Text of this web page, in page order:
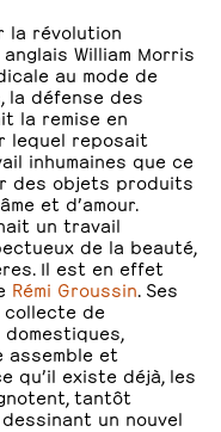
la révolution
William Morris
au mode de
la défense des
la remise en
lequel reposait
inhumaines que ce
des objets produits
et d’amour.
un travail
de la beauté,
Il est en effet
Rémi Groussin . Ses
collecte de
assemble et
qu’il existe déjà, les
tantôt
un nouvel